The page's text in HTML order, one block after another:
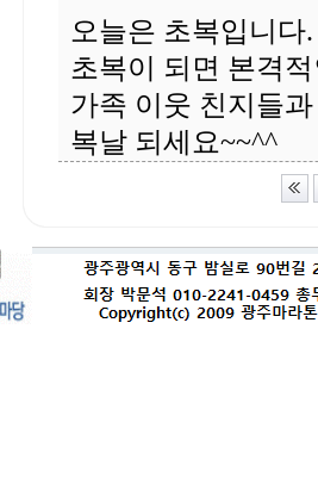
오늘은 초복입니다.
초복이 되면 본격
가족 이웃 친지들
복날 되세요~~^^